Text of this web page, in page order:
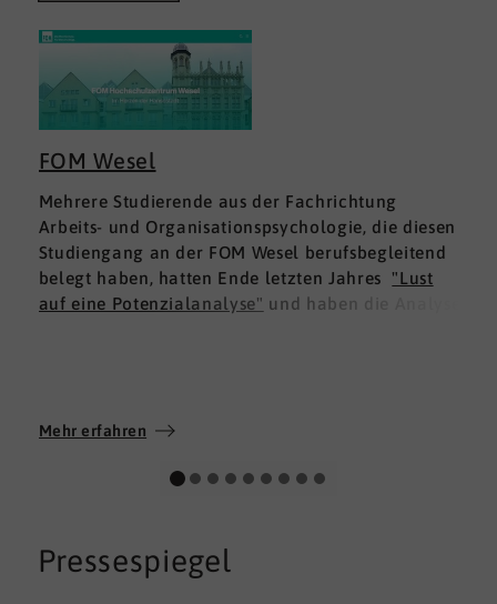
FOM Wesel
Mehrere Studierende aus der Fachrichtung
Arbeits- und Organisationspsychologie, die diesen
Studiengang an der FOM Wesel berufsbegleitend
belegt haben, hatten Ende letzten Jahres "Lust
auf eine Potenzialanalyse" und haben die Analyse
Wir wünschen allen Teilnehmerinnen und
persönlichen Weg und viel Erfolg.
Mehr erfahren
Pressespiegel